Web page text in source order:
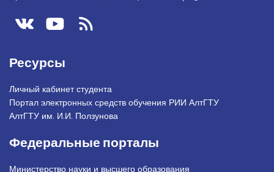
Ресурсы
Личный кабинет студента
Портал электронных средств обучения РИИ АлтГТУ
АлтГТУ им. И.И. Ползунова
Федеральные порталы
Министерство науки и высшего образования